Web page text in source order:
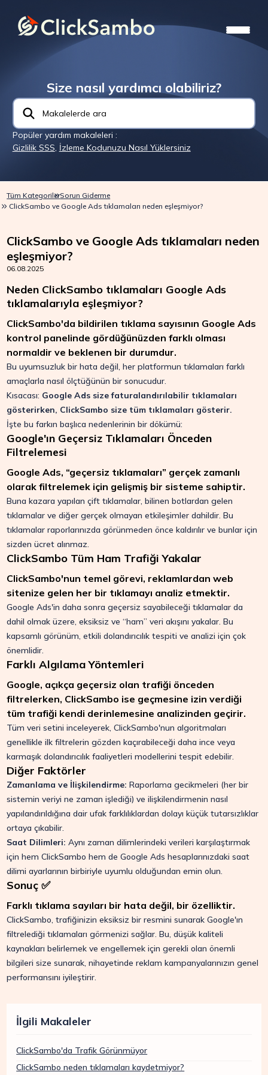
Size nasıl yardımcı olabiliriz?
Popüler yardım makaleleri :
Gizlilik SSS, İzleme Kodunuzu Nasıl Yüklersiniz
Tüm KategorilerSorun Giderme
ClickSambo ve Google Ads tıklamaları neden eşleşmiyor?
ClickSambo ve Google Ads tıklamaları neden
eşleşmiyor?
06.08.2025
Neden ClickSambo tıklamaları Google Ads
tıklamalarıyla eşleşmiyor?
ClickSambo'da bildirilen tıklama sayısının Google Ads
kontrol panelinde gördüğünüzden farklı olması
normaldir ve beklenen bir durumdur.
Bu uyumsuzluk bir hata değil, her platformun tıklamaları farklı
amaçlarla nasıl ölçtüğünün bir sonucudur.
Kısacası: Google Ads size faturalandırılabilir tıklamaları
gösterirken, ClickSambo size tüm tıklamaları gösterir.
İşte bu farkın başlıca nedenlerinin bir dökümü:
Google'ın Geçersiz Tıklamaları Önceden
Filtrelemesi
Google Ads, “geçersiz tıklamaları” gerçek zamanlı
olarak filtrelemek için gelişmiş bir sisteme sahiptir.
Buna kazara yapılan çift tıklamalar, bilinen botlardan gelen
tıklamalar ve diğer gerçek olmayan etkileşimler dahildir. Bu
tıklamalar raporlarınızda görünmeden önce kaldırılır ve bunlar için
sizden ücret alınmaz.
ClickSambo Tüm Ham Trafiği Yakalar
ClickSambo'nun temel görevi, reklamlardan web
sitenize gelen her bir tıklamayı analiz etmektir.
Google Ads'in daha sonra geçersiz sayabileceği tıklamalar da
dahil olmak üzere, eksiksiz ve “ham” veri akışını yakalar. Bu
kapsamlı görünüm, etkili dolandırıcılık tespiti ve analizi için çok
önemlidir.
Farklı Algılama Yöntemleri
Google, açıkça geçersiz olan trafiği önceden
filtrelerken, ClickSambo ise geçmesine izin verdiği
tüm trafiği kendi derinlemesine analizinden geçirir.
Tüm veri setini inceleyerek, ClickSambo'nun algoritmaları
genellikle ilk filtrelerin gözden kaçırabileceği daha ince veya
karmaşık dolandırıcılık faaliyetleri modellerini tespit edebilir.
Diğer Faktörler
Zamanlama ve İlişkilendirme: Raporlama gecikmeleri (her bir
sistemin veriyi ne zaman işlediği) ve ilişkilendirmenin nasıl
yapılandırıldığına dair ufak farklılıklardan dolayı küçük tutarsızlıklar
ortaya çıkabilir.
Saat Dilimleri: Aynı zaman dilimlerindeki verileri karşılaştırmak
için hem ClickSambo hem de Google Ads hesaplarınızdaki saat
dilimi ayarlarının birbiriyle uyumlu olduğundan emin olun.
Sonuç ✅
Farklı tıklama sayıları bir hata değil, bir özelliktir.
ClickSambo, trafiğinizin eksiksiz bir resmini sunarak Google'ın
filtrelediği tıklamaları görmenizi sağlar. Bu, düşük kaliteli
kaynakları belirlemek ve engellemek için gerekli olan önemli
bilgileri size sunarak, nihayetinde reklam kampanyalarınızın genel
performansını iyileştirir.
İlgili Makaleler
ClickSambo'da Trafik Görünmüyor
ClickSambo neden tıklamaları kaydetmiyor?